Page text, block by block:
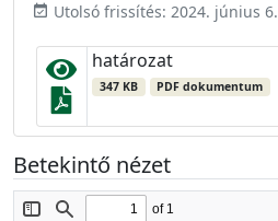
event_available Utolsó frissítés: 2024. június 6.
határozat
347 KB PDF dokumentum
Betekintő nézet